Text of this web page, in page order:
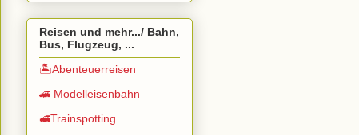
Reisen und mehr.../ Bahn,
Bus, Flugzeug, ...
🏝️Abenteuerreisen
🚄 Modelleisenbahn
🚅Trainspotting